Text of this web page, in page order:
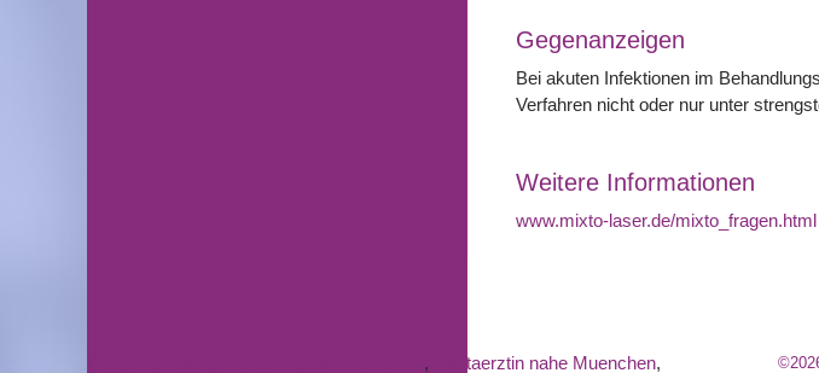
Gegenanzeigen
Bei akuten Infektionen im
Verfahren nicht oder nur unter
Weitere Informationen
www.mixto-laser.de/mixto_fragen.html
, Hautaerztin nahe Muenchen,